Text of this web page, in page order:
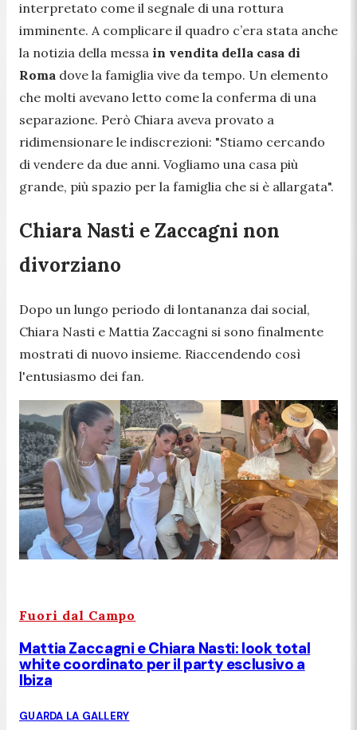
interpretato come il segnale di una rottura
imminente. A complicare il quadro c’era stata anche
la notizia della messa in vendita della casa di
Roma dove la famiglia vive da tempo. Un elemento
che molti avevano letto come la conferma di una
separazione. Però Chiara aveva provato a
ridimensionare le indiscrezioni: "Stiamo cercando
di vendere da due anni. Vogliamo una casa più
grande, più spazio per la famiglia che si è allargata".
Chiara Nasti e Zaccagni non
divorziano
Dopo un lungo periodo di lontananza dai social,
Chiara Nasti e Mattia Zaccagni si sono finalmente
mostrati di nuovo insieme. Riaccendendo così
l'entusiasmo dei fan.
Fuori dal Campo
Mattia Zaccagni e Chiara Nasti: look total
white coordinato per il party esclusivo a
Ibiza
GUARDA LA GALLERY